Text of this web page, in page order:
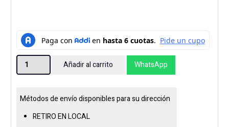
ESCRITORIO
ELECTRICO
PLANIKA
DESK
Añadir al carrito WhatsApp
Métodos de envío disponibles para su dirección
RETIRO EN LOCAL